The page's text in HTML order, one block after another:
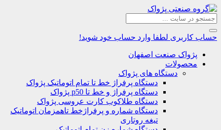
حساب کاربری لطفا وارد حساب خود شوید!
پژواک صنعت اصفهان
محصولات
دستگاه های پژواک
دستگاه پرفراژ خط تا تمام اتوماتیک پژواک
دستگاه پرفراژ و خط تا p50 پژواک
دستگاه طلاکوب کارت عروسی پژواک
دستگاه شماره و پرفراژخط تاهمزمان اتوماتیک
تیغه روتاری